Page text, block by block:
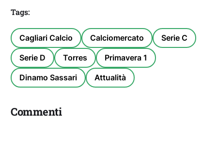
Tags:
Cagliari Calcio Calciomercato Serie C
Serie D Torres Primavera 1
Dinamo Sassari Attualità
Commenti